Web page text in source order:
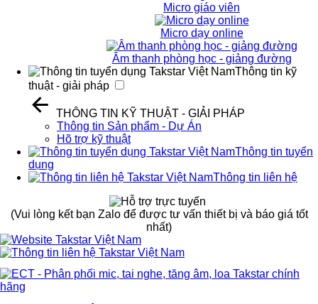
Micro giáo viên
Micro dạy online
Âm thanh phòng học - giảng đường
Thông tin kỹ
thuật - giải pháp
THÔNG TIN KỸ THUẬT - GIẢI PHÁP
Thông tin Sản phẩm - Dự Án
Hõ trợ kỹ thuật
Thông tin tuyển
dụng
Thông tin liên hệ
(Vui lòng kết bạn Zalo để được tư vấn thiết bị và báo giá tốt
nhất)